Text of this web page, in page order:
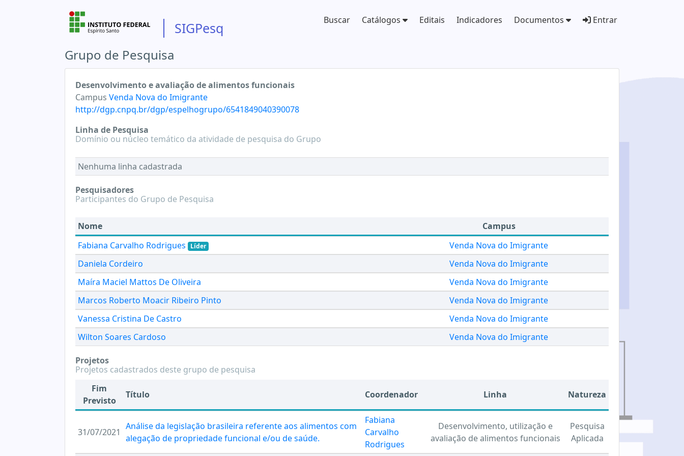
SIGPesq Buscar Catálogos Editais Indicadores Documentos Entrar
Grupo de Pesquisa
Desenvolvimento e avaliação de alimentos funcionais
Campus Venda Nova do Imigrante
http://dgp.cnpq.br/dgp/espelhogrupo/6541849040390078
Linha de Pesquisa
Domínio ou núcleo temático da atividade de pesquisa do Grupo
Nenhuma linha cadastrada
Pesquisadores
Participantes do Grupo de Pesquisa
Nome
Campus
Fabiana Carvalho Rodrigues
Líder
Venda Nova do Imigrante
Daniela Cordeiro
Venda Nova do Imigrante
Maíra Maciel Mattos De Oliveira
Venda Nova do Imigrante
Marcos Roberto Moacir Ribeiro Pinto
Venda Nova do Imigrante
Vanessa Cristina De Castro
Venda Nova do Imigrante
Wilton Soares Cardoso
Venda Nova do Imigrante
Projetos
Projetos cadastrados deste grupo de pesquisa
Fim
Previsto
Título Coordenador Linha Natureza
31/07/2021
Análise da legislação brasileira referente aos alimentos com
alegação de propriedade funcional e/ou de saúde.
Fabiana
Carvalho
Rodrigues
Desenvolvimento, utilização e
avaliação de alimentos funcionais
Pesquisa
Aplicada